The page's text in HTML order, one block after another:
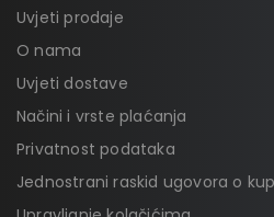
Uvjeti prodaje
O nama
Uvjeti dostave
Načini i vrste plaćanja
Privatnost podataka
Jednostrani raskid ugovora o